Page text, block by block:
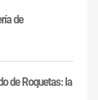
de
de Roquetas: la